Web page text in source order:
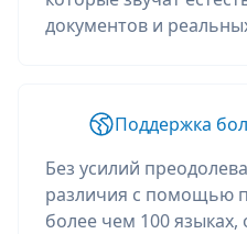
документов и
Поддержка
Без усилий
различия с помощью
более чем 100 языках,